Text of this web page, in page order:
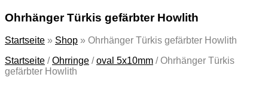
Ohrhänger Türkis gefärbter Howlith
Startseite » Shop » Ohrhänger Türkis gefärbter Howlith
Startseite /Ohrringe /oval 5x10mm /Ohrhänger Türkis
gefärbter Howlith